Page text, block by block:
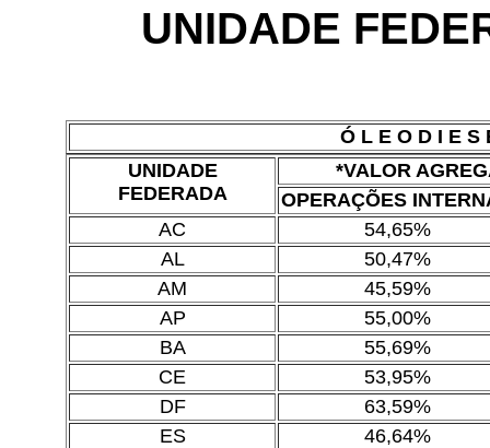
UNIDADE
Ó L E O D I E S
UNIDADE
FEDERADA
*VALOR
OPERAÇÕES
AC
54,65%
AL
50,47%
AM
45,59%
AP
55,00%
BA
55,69%
CE
53,95%
DF
63,59%
ES
46,64%